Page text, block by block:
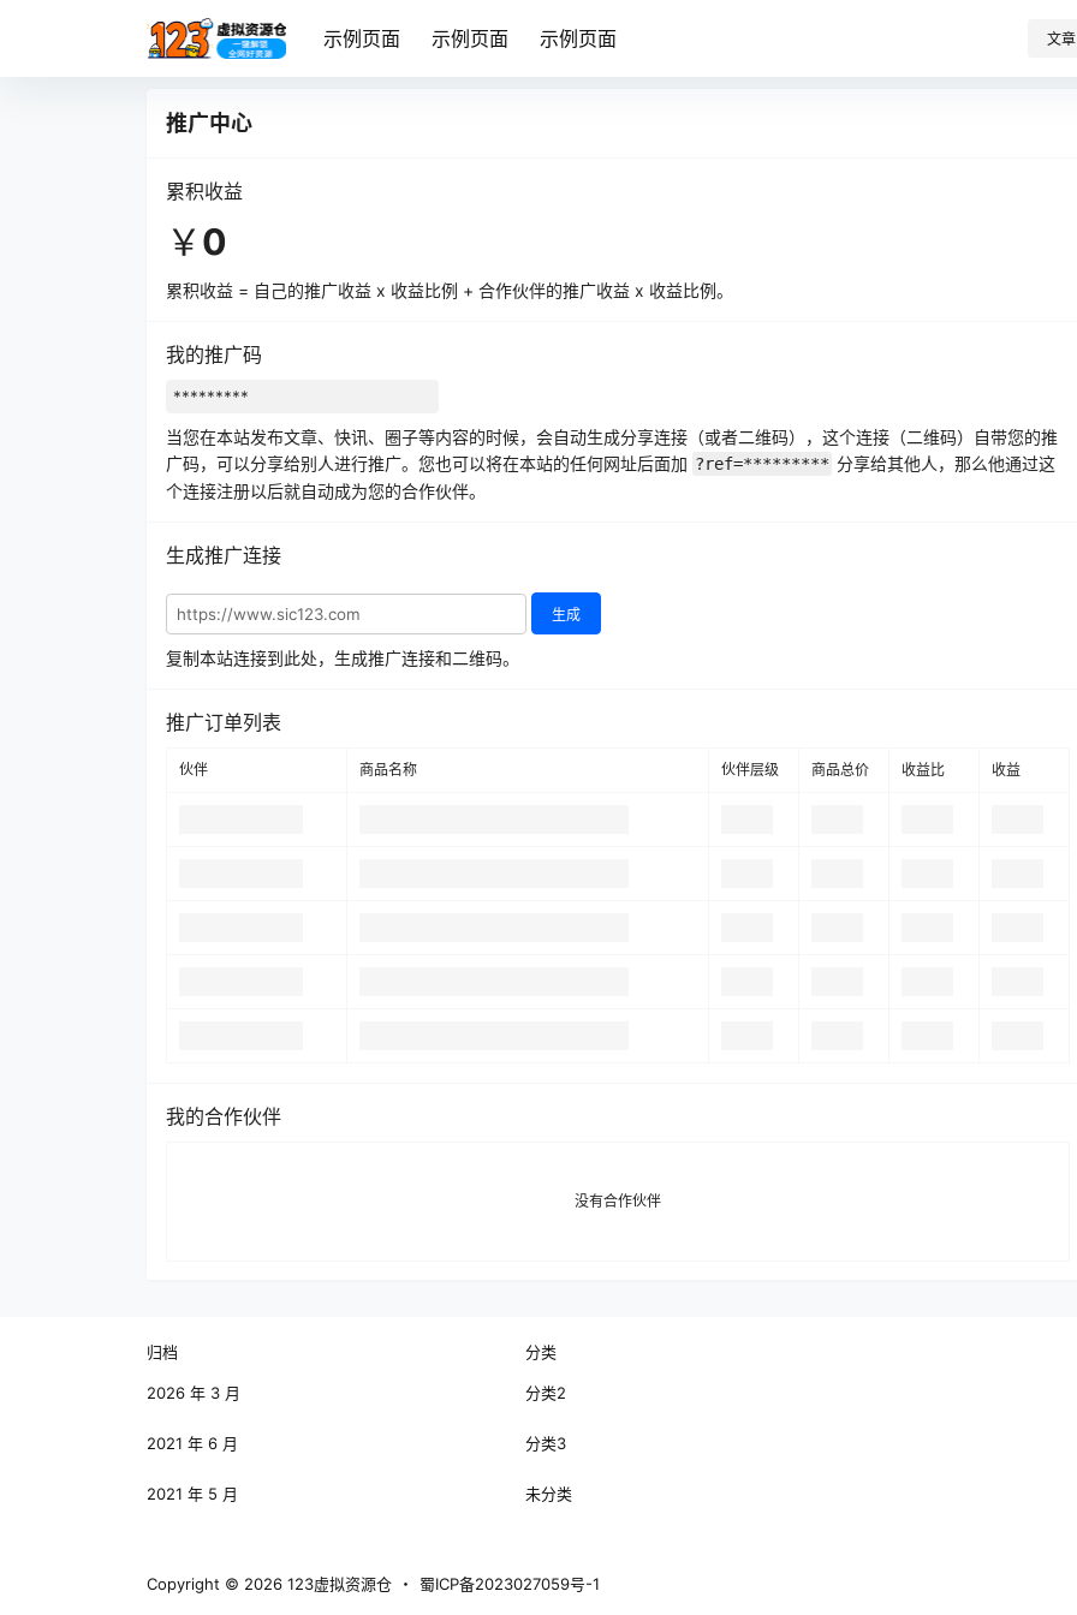
示例页面 示例页面 示例页面 文章
推广中心
累积收益
￥0
累积收益 = 自己的推广收益 x 收益比例 + 合作伙伴的推广收益 x 收益比例。
我的推广码
当您在本站发布文章、快讯、圈子等内容的时候，会自动生成分享连接（或者二维码），这个连接（二维码）自带您的推
广码，可以分享给别人进行推广。您也可以将在本站的任何网址后面加 ?ref=********* 分享给其他人，那么他通过这
个连接注册以后就自动成为您的合作伙伴。
生成推广连接
生成
复制本站连接到此处，生成推广连接和二维码。
推广订单列表
伙伴 商品名称 伙伴层级 商品总价 收益比 收益
我的合作伙伴
没有合作伙伴
归档
2026 年 3 月
2021 年 6 月
2021 年 5 月
分类
分类2
分类3
未分类
Copyright © 2026 123虚拟资源仓 ・ 蜀ICP备2023027059号-1